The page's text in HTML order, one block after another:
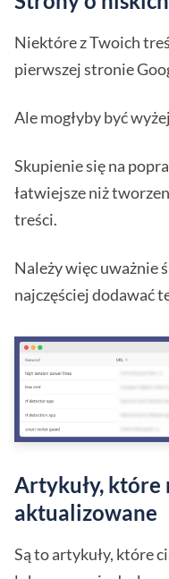
Niektóre z Twoich
pierwszej stronie
Ale mogłyby być
Skupienie się na
łatwiejsze niż
treści.
Należy więc uważnie
najczęściej dodawać
Artykuły, które
aktualizowane
Są to artykuły, które